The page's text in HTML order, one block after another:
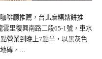
啡廳推薦，台北麻糬鬆餅推
雲里復興南路二段65-1號，車水
營業到晚上7點半，以黑灰色
地磚，…